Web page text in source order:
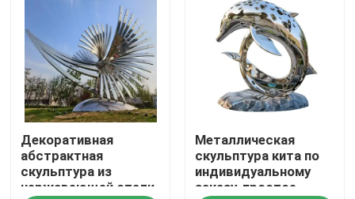
Новости
Спросите цитату
Декоративный Metalwork
Декоративная скульптура металла
Декоративная
абстрактная
скульптура из
нержавеющей стали
Металлическая
скульптура кита по
индивидуальному
заказу, простое